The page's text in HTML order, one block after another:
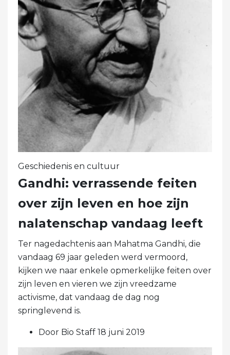
Geschiedenis en cultuur
Gandhi: verrassende feiten
over zijn leven en hoe zijn
nalatenschap vandaag leeft
Ter nagedachtenis aan Mahatma Gandhi, die
vandaag 69 jaar geleden werd vermoord,
kijken we naar enkele opmerkelijke feiten over
zijn leven en vieren we zijn vreedzame
activisme, dat vandaag de dag nog
springlevend is.
Door Bio Staff 18 juni 2019